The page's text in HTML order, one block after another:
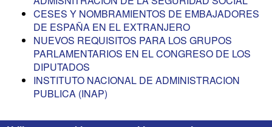
CESES Y NOMBRAMIENTOS DE EMBAJADORES
DE ESPAÑA EN EL EXTRANJERO
NUEVOS REQUISITOS PARA LOS GRUPOS
PARLAMENTARIOS EN EL CONGRESO DE LOS
DIPUTADOS
INSTITUTO NACIONAL DE ADMINISTRACION
PUBLICA (INAP)